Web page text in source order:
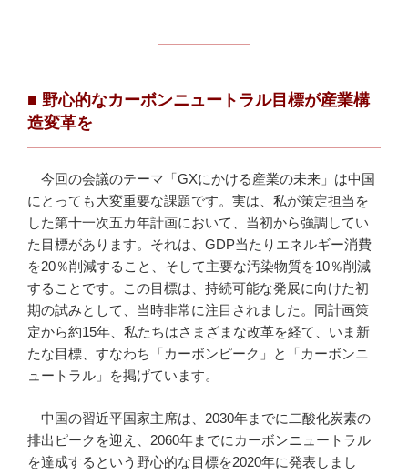
■ 野心的なカーボンニュートラル目標が産業構
造変革を
今回の会議のテーマ「GXにかける産業の未来」は中国
にとっても大変重要な課題です。実は、私が策定担当を
した第十一次五カ年計画において、当初から強調してい
た目標があります。それは、GDP当たりエネルギー消費
を20％削減すること、そして主要な汚染物質を10％削減
することです。この目標は、持続可能な発展に向けた初
期の試みとして、当時非常に注目されました。同計画策
定から約15年、私たちはさまざまな改革を経て、いま新
たな目標、すなわち「カーボンピーク」と「カーボンニ
ュートラル」を掲げています。
中国の習近平国家主席は、2030年までに二酸化炭素の
排出ピークを迎え、2060年までにカーボンニュートラル
を達成するという野心的な目標を2020年に発表しまし